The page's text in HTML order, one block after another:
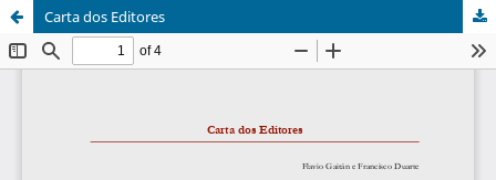
Carta dos Editores